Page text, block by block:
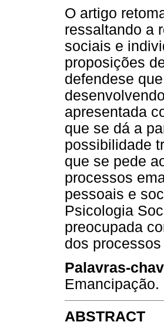
O artigo
ressaltando a
sociais e
proposições
defendese
apresentada
que se dá a
possibilidade
que se pede
processos
pessoais e
Psicologia
preocupada
dos
Palavras-
Emancipação.
ABSTRACT